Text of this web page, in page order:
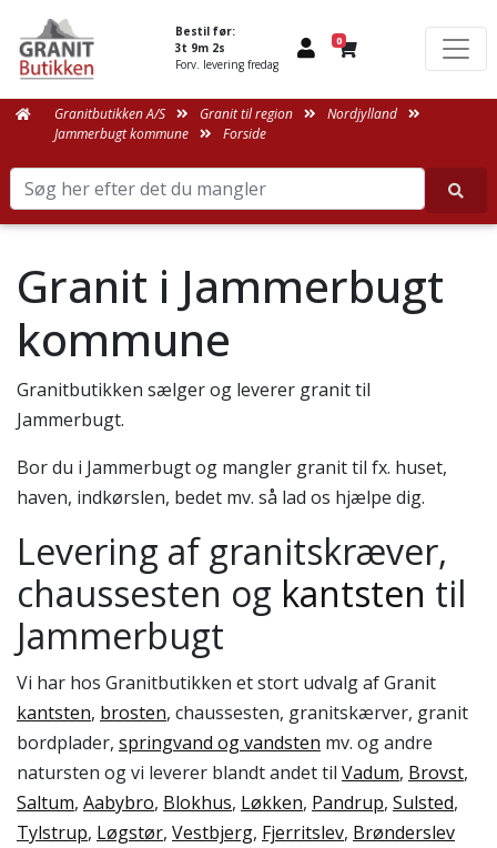
Granit i Jammerbugt
kommune
Granitbutikken sælger og leverer granit til
Jammerbugt.
Bor du i Jammerbugt og mangler granit til fx. huset,
haven, indkørslen, bedet mv. så lad os hjælpe dig.
Levering af granitskræver,
chaussesten og kantsten til
Jammerbugt
Vi har hos Granitbutikken et stort udvalg af Granit
kantsten, brosten, chaussesten, granitskærver, granit
bordplader, springvand og vandsten mv. og andre
natursten og vi leverer blandt andet til Vadum, Brovst,
Saltum, Aabybro, Blokhus, Løkken, Pandrup, Sulsted,
Tylstrup, Løgstør, Vestbjerg, Fjerritslev, Brønderslev
Bestil før:
3t 9m 2s
Forv. levering fredag
0
Granitbutikken A/S Granit til region
Nordjylland
Jammerbugt kommune
Forside